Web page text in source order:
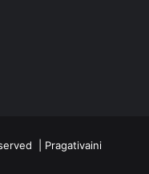
| Pragativaini